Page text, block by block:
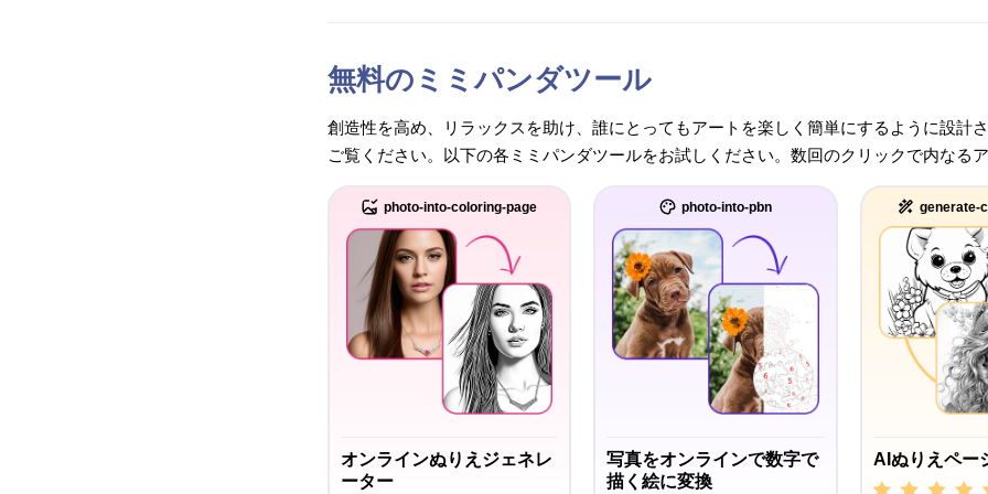
無料のミミパンダツール
創造性を高め、リラックスを助け、誰にとってもアートを楽しく簡単にするように設計
ご覧ください。以下の各ミミパンダツールをお試しください。数回のクリックで内なる
photo-into-coloring-page
オンラインぬりえジェネレ
ーター
photo-into-pbn
写真をオンラインで数字で
描く絵に変換
generate-
AIぬりえペー